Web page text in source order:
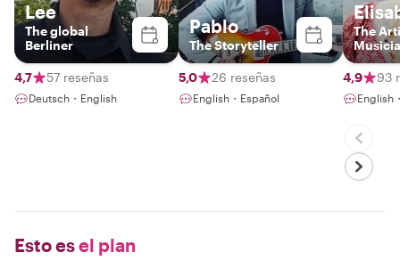
Lee
The global
Berliner
4,7 57 reseñas
Deutsch・English
Pablo
The Storyteller
5,0 26 reseñas
English・Español
The
4,9 93
English
Esto esel plan